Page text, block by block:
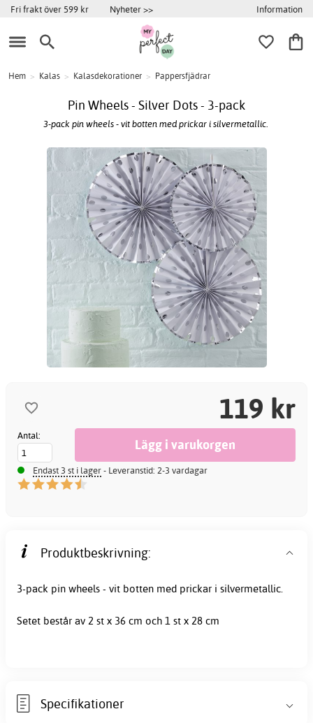
Fri frakt över 599 kr Nyheter >> Information
Hem > Kalas > Kalasdekorationer > Pappersfjädrar
Pin Wheels - Silver Dots - 3-pack
3-pack pin wheels - vit botten med prickar i silvermetallic.
119 kr
Antal:
Endast 3 st i lager- Leveranstid: 2-3 vardagar
Produktbeskrivning:
3-pack pin wheels - vit botten med prickar i silvermetallic.
Setet består av 2 st x 36 cm och 1 st x 28 cm
Specifikationer